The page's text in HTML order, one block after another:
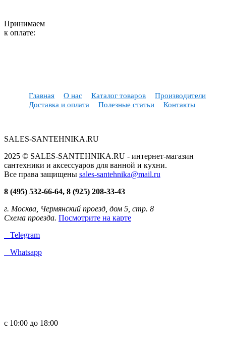
Принимаем
к оплате:
Главная О нас Каталог товаров
Производители
Доставка и оплата
Полезные статьи Контакты
SALES-SANTEHNIKA.RU
2025 © SALES-SANTEHNIKA.RU - интернет-магазин
сантехники и аксессуаров для ванной и кухни.
Все права защищены sales-santehnika@mail.ru
8 (495) 532-66-64, 8 (925) 208-33-43
г. Москва, Чермянский проезд, дом 5, стр. 8
Схема проезда. Посмотрите на карте
Telegram
Whatsapp
с 10:00 до 18:00